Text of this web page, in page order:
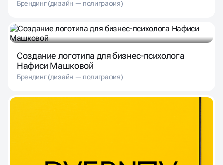
Брендинг (дизайн — полиграфия)
Создание логотипа для бизнес-психолога
Нафиси Машковой
Брендинг (дизайн — полиграфия)